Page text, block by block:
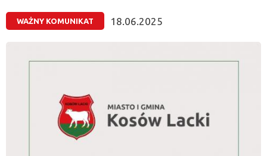
WAŻNY KOMUNIKAT 18.06.2025